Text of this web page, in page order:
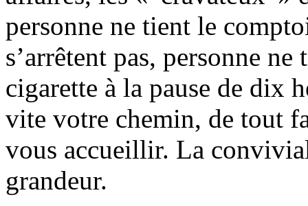
personne ne tient le
s’arrêtent pas, personne
cigarette à la pause de dix
vite votre chemin, de tout
vous accueillir. La
grandeur.